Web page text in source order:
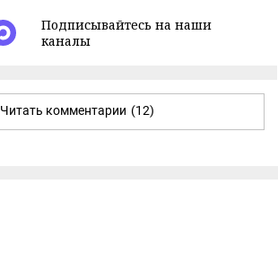
Подписывайтесь на наши
каналы
Читать комментарии (12)